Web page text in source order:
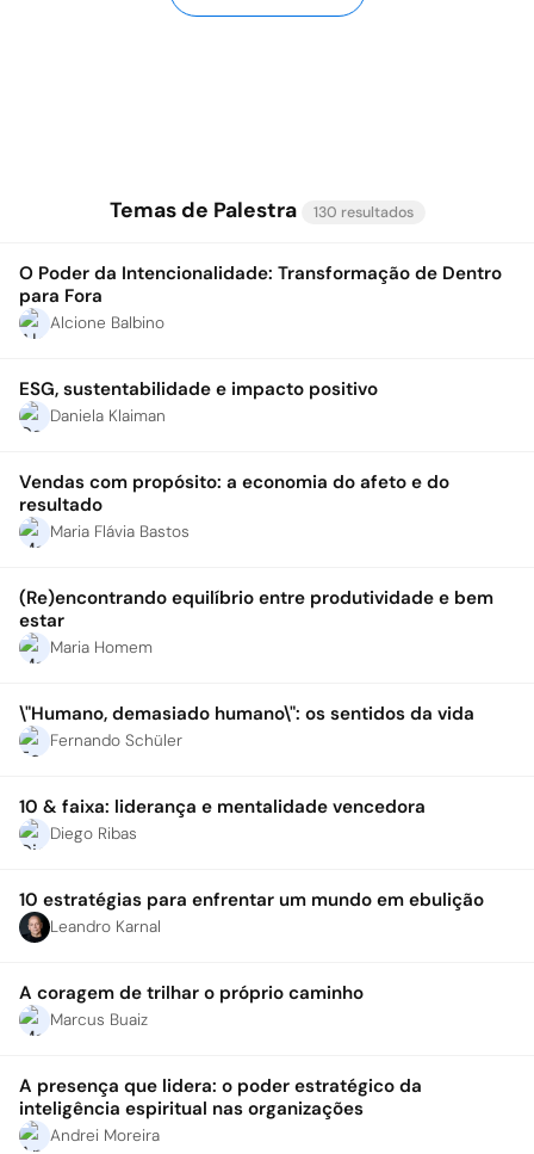
Temas de Palestra 130 resultados
O Poder da Intencionalidade: Transformação de Dentro
para Fora
Alcione Balbino
ESG, sustentabilidade e impacto positivo
Daniela Klaiman
Vendas com propósito: a economia do afeto e do
resultado
Maria Flávia Bastos
(Re)encontrando equilíbrio entre produtividade e bem
estar
Maria Homem
\"Humano, demasiado humano\": os sentidos da vida
Fernando Schüler
10 & faixa: liderança e mentalidade vencedora
Diego Ribas
10 estratégias para enfrentar um mundo em ebulição
Leandro Karnal
A coragem de trilhar o próprio caminho
Marcus Buaiz
A presença que lidera: o poder estratégico da
inteligência espiritual nas organizações
Andrei Moreira